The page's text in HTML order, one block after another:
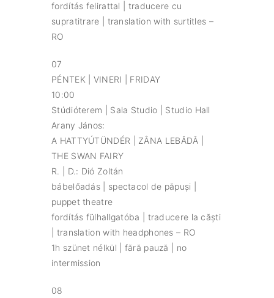
fordítás felirattal | traducere cu
supratitrare | translation with surtitles –
RO
07
PÉNTEK | VINERI | FRIDAY
10:00
Stúdióterem | Sala Studio | Studio Hall
Arany János:
A HATTYÚTÜNDÉR | ZÂNA LEBĂDĂ |
THE SWAN FAIRY
R. | D.: Dió Zoltán
bábelőadás | spectacol de păpuși |
puppet theatre
fordítás fülhallgatóba | traducere la căști
| translation with headphones – RO
1h szünet nélkül | fără pauză | no
intermission
08